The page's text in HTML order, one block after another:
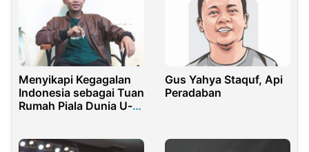
Menyikapi Kegagalan
Indonesia sebagai Tuan
Rumah Piala Dunia U-
Gus Yahya Staquf, Api
Peradaban